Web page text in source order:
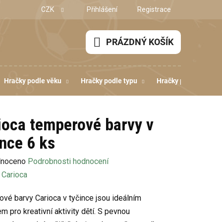
CZK Přihlášení Registrace
NÁKUPNÍ
KOŠÍK
PRÁZDNÝ KOŠÍK
Hračky podle věku Hračky podle typu Hračky podle
temperové barvy v
6 ks
Podrobnosti hodnocení
Carioca
barvy Carioca v tyčince jsou ideálním
pro kreativní aktivity dětí. S pevnou